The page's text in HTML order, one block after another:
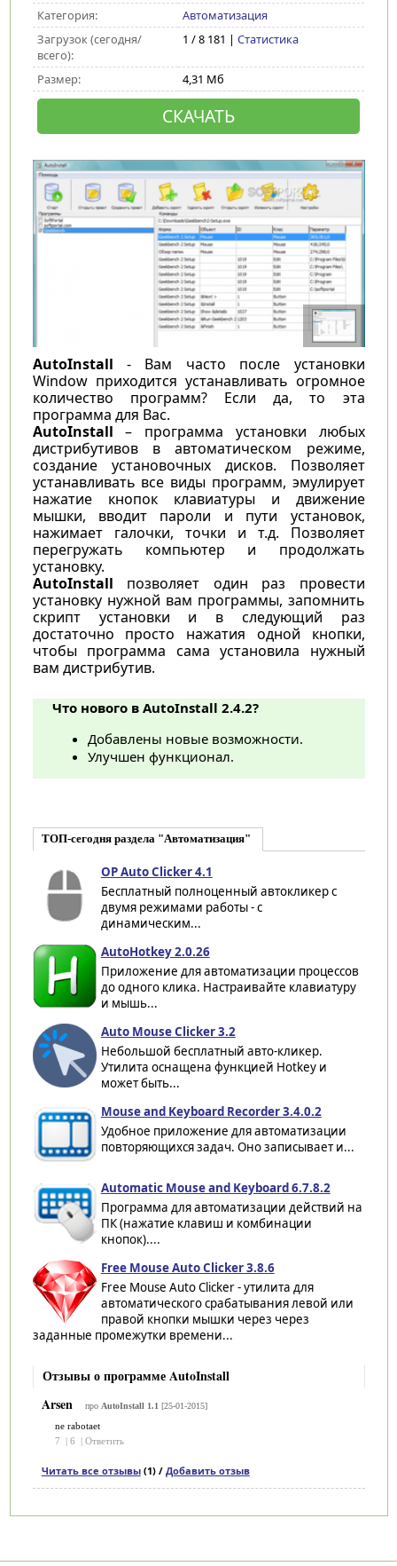
Категория:
Автоматизация
Загрузок (сегодня/
всего):
1 / 8 181 | Статистика
Размер: 4,31 Мб
СКАЧАТЬ
AutoInstall - Вам часто после установки
Window приходится устанавливать огромное
количество программ? Если да, то эта
программа для Вас.
AutoInstall – программа установки любых
дистрибутивов в автоматическом режиме,
создание установочных дисков. Позволяет
устанавливать все виды программ, эмулирует
нажатие кнопок клавиатуры и движение
мышки, вводит пароли и пути установок,
нажимает галочки, точки и т.д. Позволяет
перегружать компьютер и продолжать
установку.
AutoInstall позволяет один раз провести
установку нужной вам программы, запомнить
скрипт установки и в следующий раз
достаточно просто нажатия одной кнопки,
чтобы программа сама установила нужный
вам дистрибутив.
Что нового в AutoInstall 2.4.2?
Добавлены новые возможности.
Улучшен функционал.
ТОП-сегодня раздела "Автоматизация"
OP Auto Clicker 4.1
Бесплатный полноценный автокликер с
двумя режимами работы - с
динамическим...
AutoHotkey 2.0.26
Приложение для автоматизации процессов
до одного клика. Настраивайте клавиатуру
и мышь...
Auto Mouse Clicker 3.2
Небольшой бесплатный авто-кликер.
Утилита оснащена функцией Hotkey и
может быть...
Mouse and Keyboard Recorder 3.4.0.2
Удобное приложение для автоматизации
повторяющихся задач. Оно записывает и...
Automatic Mouse and Keyboard 6.7.8.2
Программа для автоматизации действий на
ПК (нажатие клавиш и комбинации
кнопок)....
Free Mouse Auto Clicker 3.8.6
Free Mouse Auto Clicker - утилита для
автоматического срабатывания левой или
правой кнопки мышки через через
заданные промежутки времени...
Отзывы о программе AutoInstall
Arsen
про AutoInstall 1.1 [25-01-2015]
ne rabotaet
7
6 Ответить
Читать все отзывы(1) / Добавить отзыв